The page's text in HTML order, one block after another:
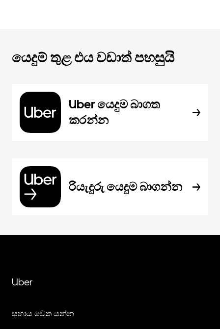
යෙදුම් තුළ එය වඩාත් පහසුයි
Uber යෙදුම බාගත
කරන්න
රියැදුරු යෙදුම බාගන්න
Uber
සහාය වෙත යන්න